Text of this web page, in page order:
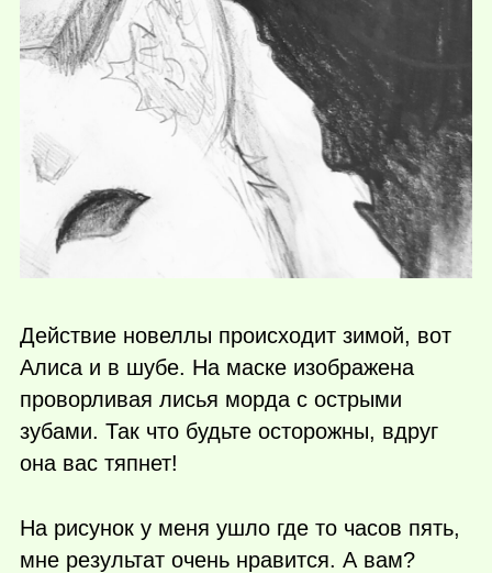
Действие новеллы происходит зимой, вот
Алиса и в шубе. На маске изображена
проворливая лисья морда с острыми
зубами. Так что будьте осторожны, вдруг
она вас тяпнет!
На рисунок у меня ушло где то часов пять,
мне результат очень нравится. А вам?